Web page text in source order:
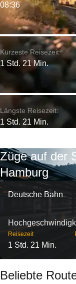
Kürzeste Reisezeit:
1 Std. 21 Min.
08:36
Längste Reisezeit:
1 Std. 21 Min.
Züge auf der
Hamburg
Deutsche Bahn
Reisezeit
1 Std. 21 Min.
Beliebte